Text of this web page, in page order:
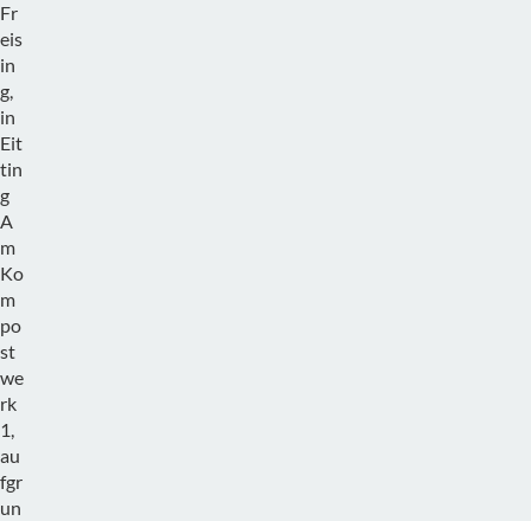
Fr
eis
in
g,
in
Eit
tin
g
A
m
Ko
m
po
st
we
rk
1,
au
fgr
un